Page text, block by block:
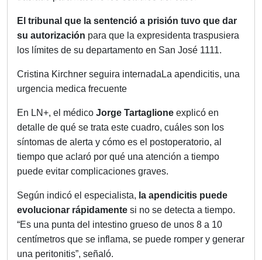
El tribunal que la sentenció a prisión tuvo que dar
su autorización para que la expresidenta traspusiera
los límites de su departamento en San José 1111.
Cristina Kirchner seguira internadaLa apendicitis, una
urgencia medica frecuente
En LN+, el médico Jorge Tartaglione explicó en
detalle de qué se trata este cuadro, cuáles son los
síntomas de alerta y cómo es el postoperatorio, al
tiempo que aclaró por qué una atención a tiempo
puede evitar complicaciones graves.
Según indicó el especialista, la apendicitis puede
evolucionar rápidamente si no se detecta a tiempo.
“Es una punta del intestino grueso de unos 8 a 10
centímetros que se inflama, se puede romper y generar
una peritonitis”, señaló.